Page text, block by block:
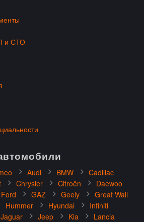
и СТО
Audi BMW
Cadillac
Chrysler Citroën
Daewoo
Ford GAZ Geely
Great Wall
Hummer Hyundai
Infiniti
Jaguar Jeep Kia
Lancia